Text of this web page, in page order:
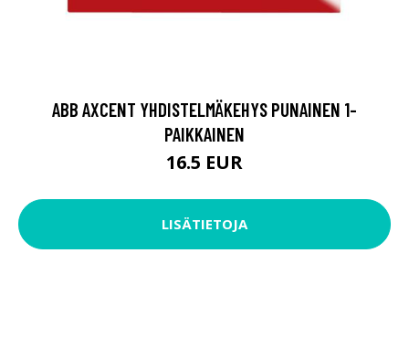
ABB AXCENT YHDISTELMÄKEHYS PUNAINEN 1-
PAIKKAINEN
16.5 EUR
LISÄTIETOJA